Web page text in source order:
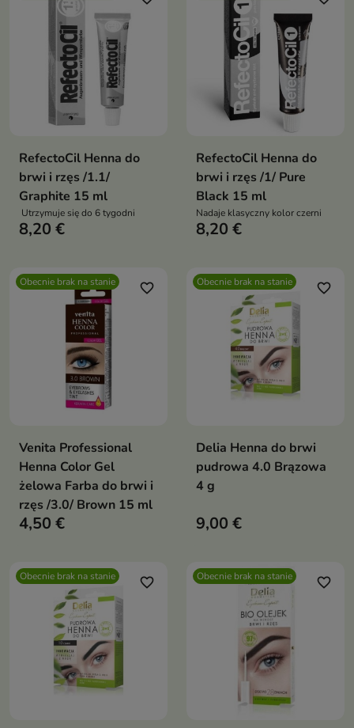
RefectoCil Henna do
brwi i rzęs /1.1/
Graphite 15 ml
Utrzymuje się do 6 tygodni
8,20 €
RefectoCil Henna do
brwi i rzęs /1/ Pure
Black 15 ml
Nadaje klasyczny kolor czerni
8,20 €
Obecnie brak na stanie favorite_border
Venita Professional
Henna Color Gel
żelowa Farba do brwi i
rzęs /3.0/ Brown 15 ml
4,50 €
Obecnie brak na stanie favorite_border
Delia Henna do brwi
pudrowa 4.0 Brązowa
4 g
9,00 €
Obecnie brak na stanie favorite_border Obecnie brak na stanie favorite_border